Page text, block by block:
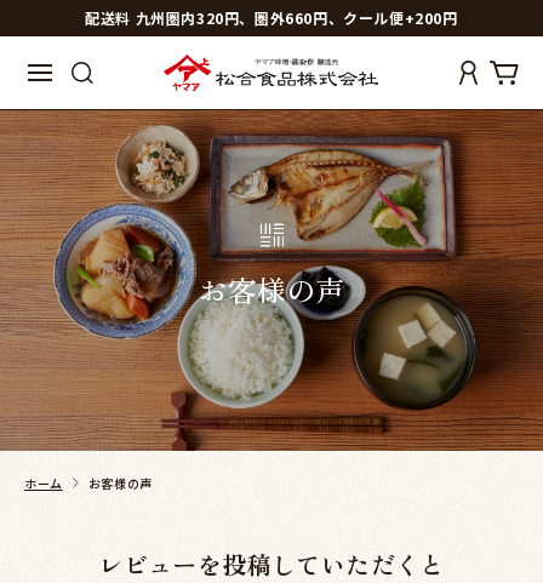
配送料 九州圏内320円、圏外660円、クール便+200円
お客様の声
ホーム お客様の声
レビューを投稿していただくと